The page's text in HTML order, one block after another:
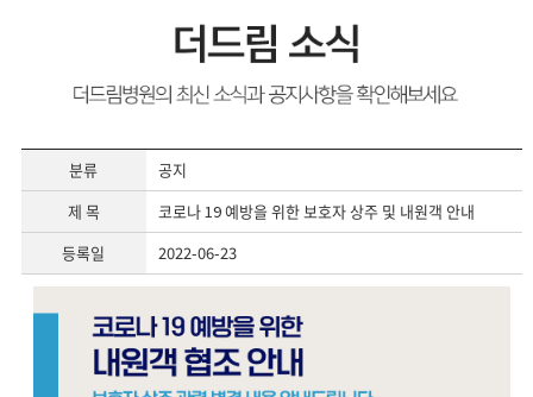
분류
공지
제 목
코로나 19 예방을 위한 보호자 상주 및 내원객 안내
등록일
2022-06-23